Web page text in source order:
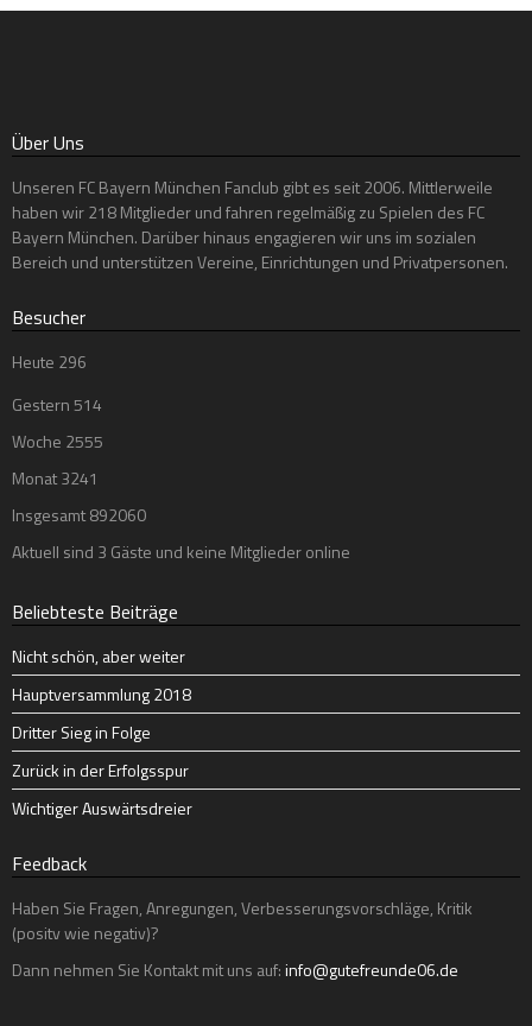
Über Uns
Unseren FC Bayern München Fanclub gibt es seit 2006. Mittlerweile
haben wir 218 Mitglieder und fahren regelmäßig zu Spielen des FC
Bayern München. Darüber hinaus engagieren wir uns im sozialen
Bereich und unterstützen Vereine, Einrichtungen und Privatpersonen.
Besucher
Heute 296
Gestern514
Woche 2555
Monat3241
Insgesamt892060
Aktuell sind 3 Gäste und keine Mitglieder online
Beliebteste Beiträge
Nicht schön, aber weiter
Hauptversammlung 2018
Dritter Sieg in Folge
Zurück in der Erfolgsspur
Wichtiger Auswärtsdreier
Feedback
Haben Sie Fragen, Anregungen, Verbesserungsvorschläge, Kritik
(positv wie negativ)?
Dann nehmen Sie Kontakt mit uns auf:info@gutefreunde06.de